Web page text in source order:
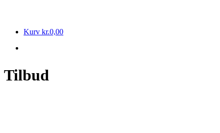
Kurv kr.0,00
Tilbud